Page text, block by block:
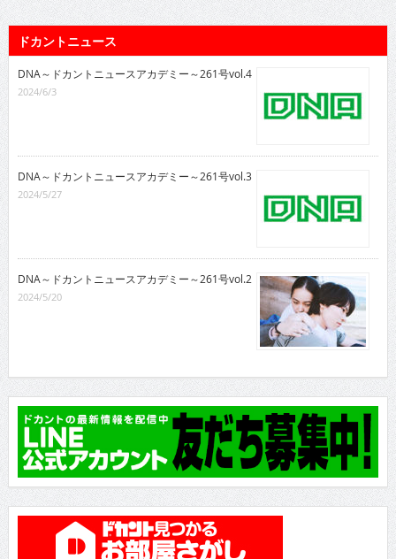
ドカントニュース
DNA～ドカントニュースアカデミー～261号vol.4
2024/6/3
DNA～ドカントニュースアカデミー～261号vol.3
2024/5/27
DNA～ドカントニュースアカデミー～261号vol.2
2024/5/20